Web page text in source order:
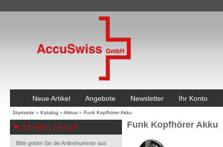
Neue Artikel Angebote Newsletter Ihr Konto
Startseite » Katalog » Akkus » Funk Kopfhörer Akku
SCHNELLKAUF
Bitte geben Sie die Artikelnummer aus
Funk Kopfhörer Akku